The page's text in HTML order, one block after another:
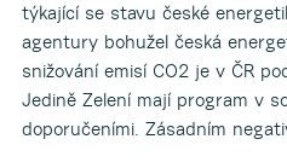
týkající se stavu české
agentury bohužel česká
snižování emisí CO2 je v ČR
Jedině Zelení mají program v
doporučeními. Zásadním